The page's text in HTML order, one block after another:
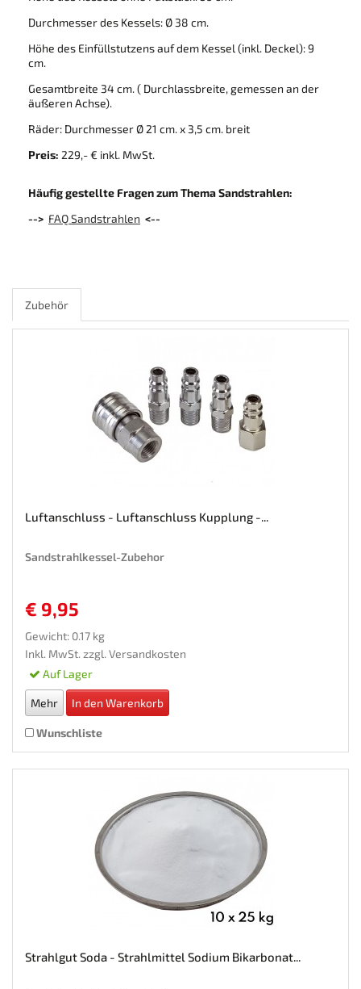
Durchmesser des Kessels: Ø 38 cm.
Höhe des Einfüllstutzens auf dem Kessel (inkl. Deckel): 9
cm.
Gesamtbreite 34 cm. ( Durchlassbreite, gemessen an der
äußeren Achse).
Räder: Durchmesser Ø 21 cm. x 3,5 cm. breit
Preis: 229,- € inkl. MwSt.
Häufig gestellte Fragen zum Thema Sandstrahlen:
--> FAQ Sandstrahlen <--
Zubehör
Luftanschluss - Luftanschluss Kupplung -...
Sandstrahlkessel-Zubehor
€ 9,95
Gewicht: 0.17 kg
Inkl. MwSt. zzgl. Versandkosten
Auf Lager
Mehr In den Warenkorb
Wunschliste
Strahlgut Soda - Strahlmittel Sodium Bikarbonat...